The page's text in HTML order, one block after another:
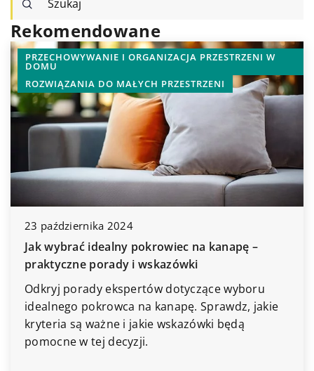
Rekomendowane
I ORGANIZACJA PRZESTRZENI W
DO MAŁYCH PRZESTRZENI
2024
pokrowiec na kanapę –
i wskazówki
ekspertów dotyczące wyboru
na kanapę. Sprawdz, jakie
i jakie wskazówki będą
tej decyzji.
SPRZĘTY AGD
14 września
popularnych
Zobacz